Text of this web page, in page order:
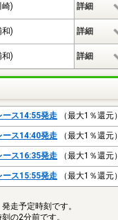
崎) 詳細
和) 詳細
和) 詳細
ース14:55発走 （最大1％還元）
ース14:40発走 （最大1％還元）
ース16:35発走 （最大1％還元）
ース15:55発走 （最大1％還元）
走予定時刻です。
の2分前です。